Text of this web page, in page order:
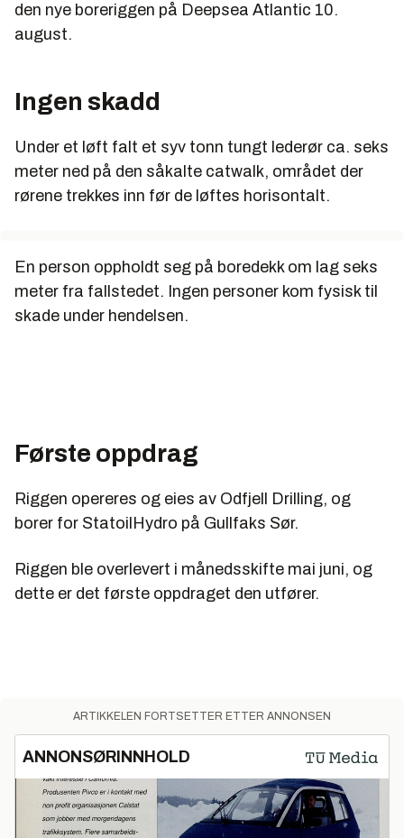
den nye boreriggen på Deepsea Atlantic 10.
august.
Ingen skadd
Under et løft falt et syv tonn tungt lederør ca. seks
meter ned på den såkalte catwalk, området der
rørene trekkes inn før de løftes horisontalt.
En person oppholdt seg på boredekk om lag seks
meter fra fallstedet. Ingen personer kom fysisk til
skade under hendelsen.
Første oppdrag
Riggen opereres og eies av Odfjell Drilling, og
borer for StatoilHydro på Gullfaks Sør.
Riggen ble overlevert i månedsskifte mai juni, og
dette er det første oppdraget den utfører.
ARTIKKELEN FORTSETTER ETTER ANNONSEN
ANNONSØRINNHOLD